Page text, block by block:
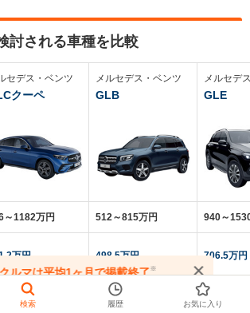
討される車種を比較
セデス・ベンツ
クーペ
～1182万円
万円
メルセデス・ベンツ
GLB
512～815万円
498.5万円
5.0
メルセデ
GLE
940～
706.5万円
-
ルマは平均1ヶ月で掲載終了※
くなる前にお問い合わせください
検索 履歴 お気に入り